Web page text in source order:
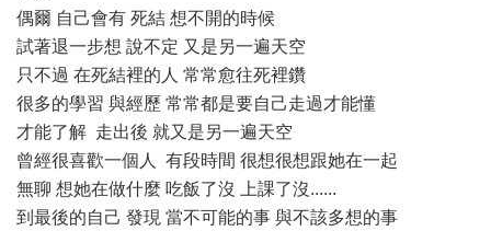
偶爾 自己會有 死結 想不開的時候
試著退一步想 說不定 又是另一遍天空
只不過 在死結裡的人 常常愈往死裡鑽
很多的學習 與經歷 常常都是要自己走過才能懂
才能了解 走出後 就又是另一遍天空
曾經很喜歡一個人 有段時間 很想很想跟她在一起
無聊 想她在做什麼 吃飯了沒 上課了沒......
到最後的自己 發現 當不可能的事 與不該多想的事